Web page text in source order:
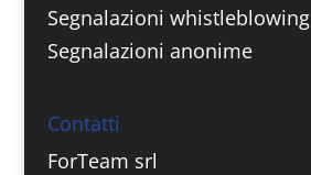
Segnalazioni whistleblowing
Segnalazioni anonime
Contatti
ForTeam srl